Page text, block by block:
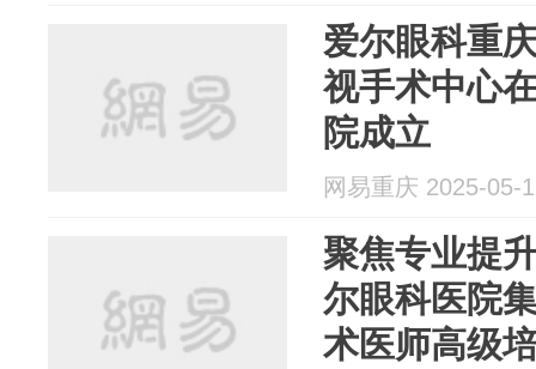
爱尔眼科重
视手术中心
院成立
网易重庆 2025-05-
聚焦专业提升
尔眼科医院
术医师高级